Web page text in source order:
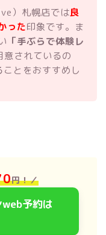
）札幌店では良
った印象です。ま
「手ぶらで体験レ
意されているの
とをおすすめし
円！／
予約は